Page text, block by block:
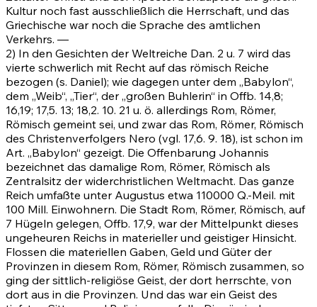
Kultur noch fast ausschließlich die Herrschaft, und das
Griechische war noch die Sprache des amtlichen
Verkehrs. —
2) In den Gesichten der Weltreiche Dan. 2 u. 7 wird das
vierte schwerlich mit Recht auf das römisch Reiche
bezogen (s. Daniel); wie dagegen unter dem „Babylon“,
dem „Weib“, „Tier“, der „großen Buhlerin“ in Offb. 14,8;
16,19; 17,5. 13; 18,2. 10. 21 u. ö. allerdings Rom, Römer,
Römisch gemeint sei, und zwar das Rom, Römer, Römisch
des Christenverfolgers Nero (vgl. 17,6. 9. 18), ist schon im
Art. „Babylon“ gezeigt. Die Offenbarung Johannis
bezeichnet das damalige Rom, Römer, Römisch als
Zentralsitz der widerchristlichen Weltmacht. Das ganze
Reich umfaßte unter Augustus etwa 110000 Q.-Meil. mit
100 Mill. Einwohnern. Die Stadt Rom, Römer, Römisch, auf
7 Hügeln gelegen, Offb. 17,9, war der Mittelpunkt dieses
ungeheuren Reichs in materieller und geistiger Hinsicht.
Flossen die materiellen Gaben, Geld und Güter der
Provinzen in diesem Rom, Römer, Römisch zusammen, so
ging der sittlich-religiöse Geist, der dort herrschte, von
dort aus in die Provinzen. Und das war ein Geist des